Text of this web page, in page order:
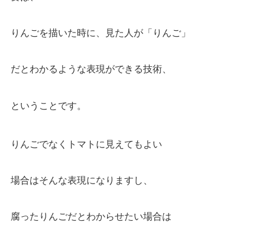
りんごを描いた時に、見た人が「りんご」
だとわかるような表現ができる技術、
ということです。
りんごでなくトマトに見えてもよい
場合はそんな表現になりますし、
腐ったりんごだとわからせたい場合は